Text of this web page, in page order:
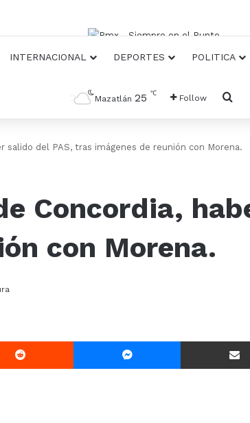
INTERNACIONAL DEPORTES POLITICA
Mazatlán 25 ℃ Follow
salido del PAS, tras imágenes de reunión con Morena.
Concordia,
con Morena.
Reddit Messenger